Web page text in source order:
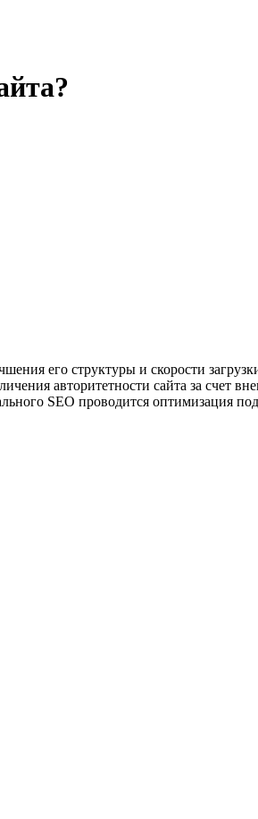
его структуры и скорости
авторитетности сайта за счет
SEO проводится оптимизация